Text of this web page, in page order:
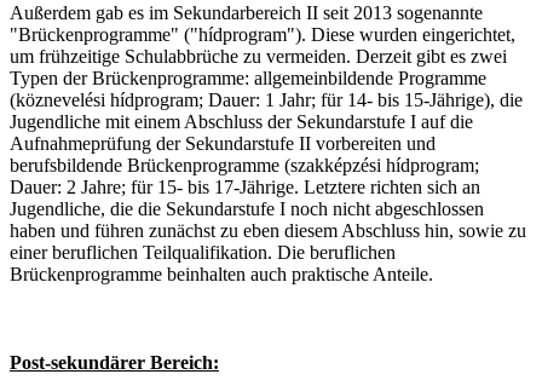
Außerdem gab es im Sekundarbereich II seit 2013 sogenannte
"Brückenprogramme" ("hídprogram"). Diese wurden eingerichtet,
um frühzeitige Schulabbrüche zu vermeiden. Derzeit gibt es zwei
Typen der Brückenprogramme: allgemeinbildende Programme
(köznevelési hídprogram; Dauer: 1 Jahr; für 14- bis 15-Jährige), die
Jugendliche mit einem Abschluss der Sekundarstufe I auf die
Aufnahmeprüfung der Sekundarstufe II vorbereiten und
berufsbildende Brückenprogramme (szakképzési hídprogram;
Dauer: 2 Jahre; für 15- bis 17-Jährige. Letztere richten sich an
Jugendliche, die die Sekundarstufe I noch nicht abgeschlossen
haben und führen zunächst zu eben diesem Abschluss hin, sowie zu
einer beruflichen Teilqualifikation. Die beruflichen
Brückenprogramme beinhalten auch praktische Anteile.
Post-sekundärer Bereich: